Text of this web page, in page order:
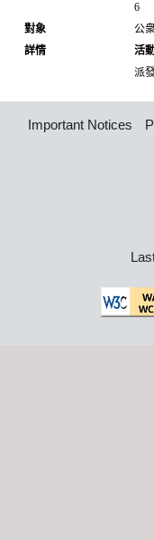
6
對象
公
詳情
活
派
Important Notices